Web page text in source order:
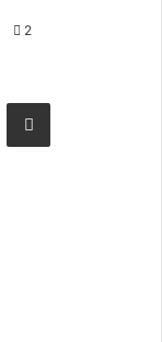
2
Telegram